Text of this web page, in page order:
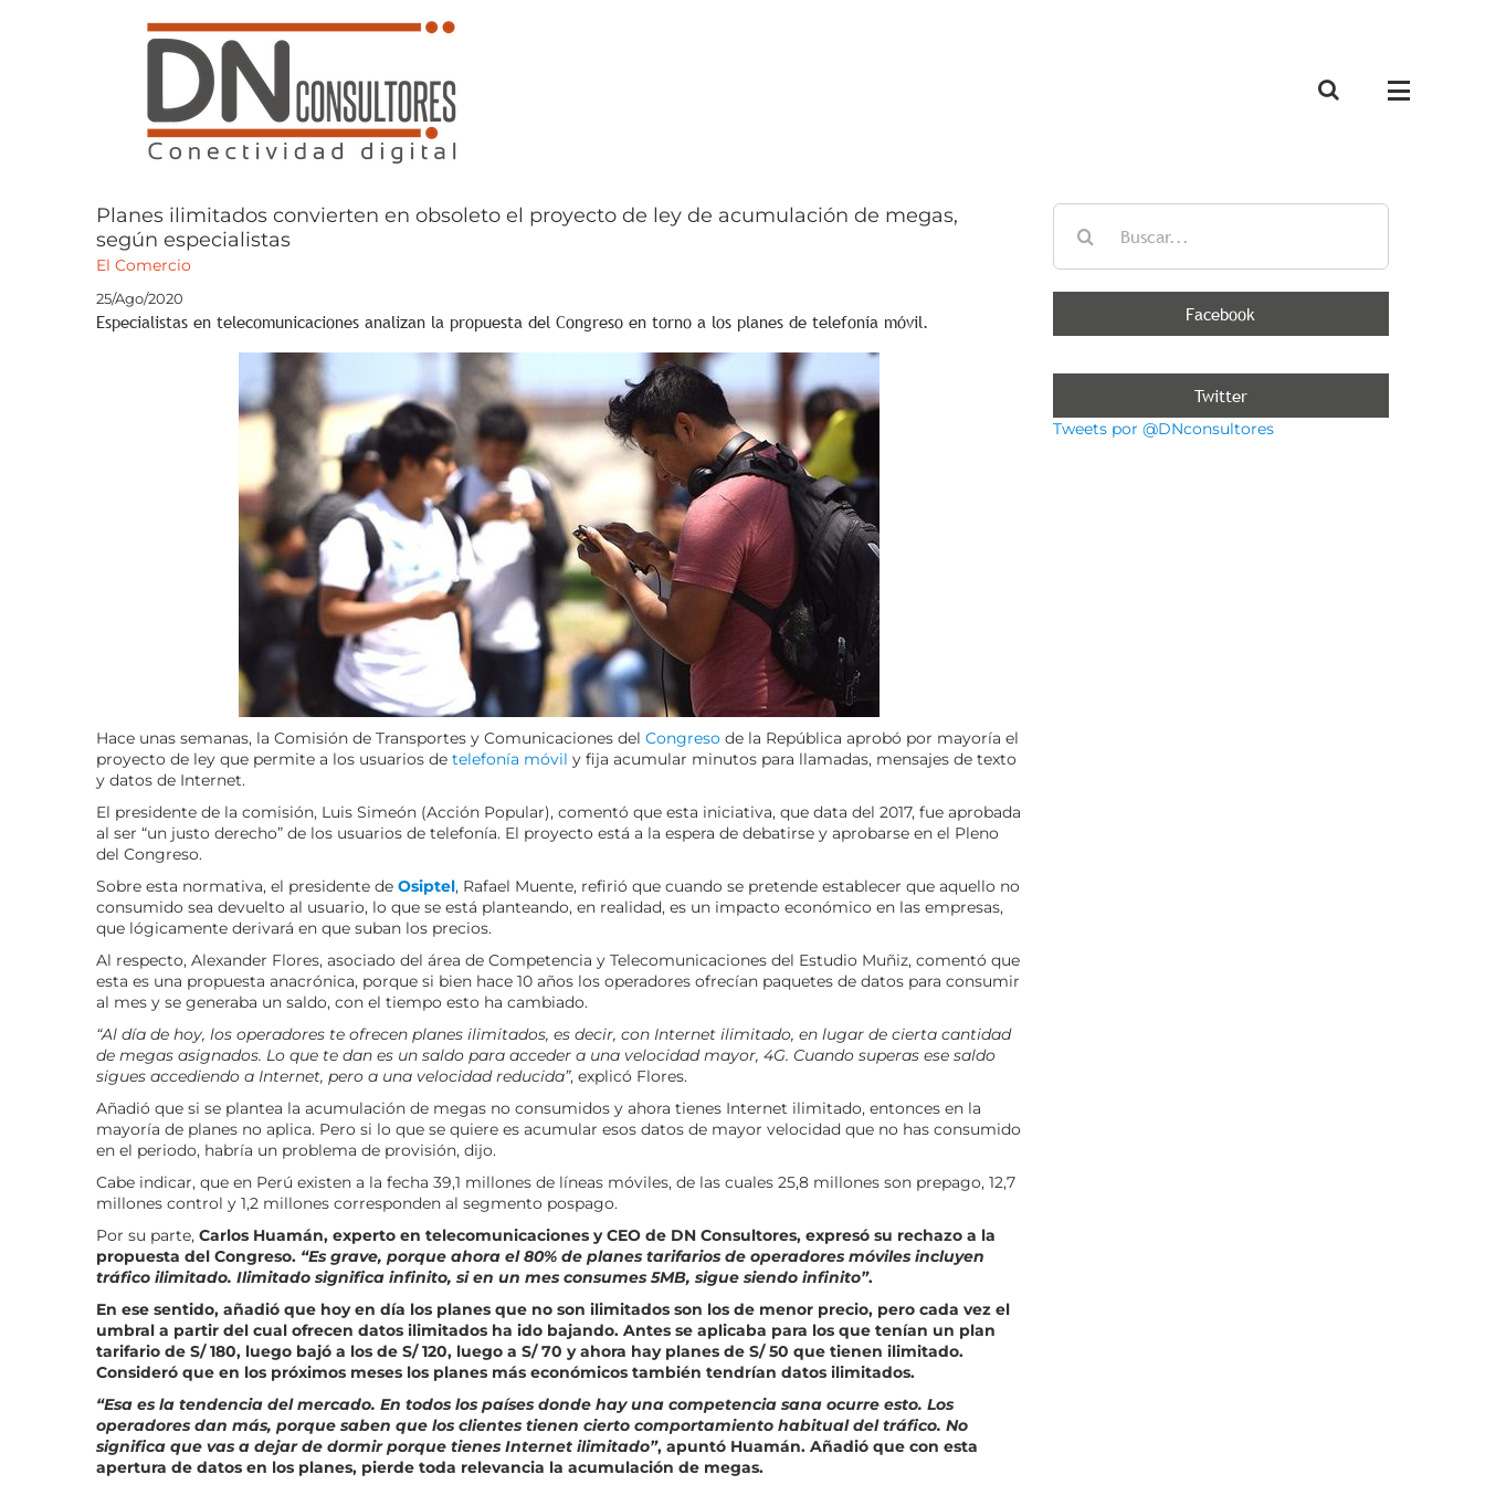
Planes ilimitados convierten en obsoleto el proyecto de ley de acumulación de megas,
según especialistas
El Comercio
25/Ago/2020
Especialistas en telecomunicaciones analizan la propuesta del Congreso en torno a los planes de telefonía móvil.
Hace unas semanas, la Comisión de Transportes y Comunicaciones del Congreso de la República aprobó por mayoría el
proyecto de ley que permite a los usuarios de telefonía móvil y fija acumular minutos para llamadas, mensajes de texto
y datos de Internet.
El presidente de la comisión, Luis Simeón (Acción Popular), comentó que esta iniciativa, que data del 2017, fue aprobada
al ser “un justo derecho” de los usuarios de telefonía. El proyecto está a la espera de debatirse y aprobarse en el Pleno
del Congreso.
Sobre esta normativa, el presidente de Osiptel, Rafael Muente, refirió que cuando se pretende establecer que aquello no
consumido sea devuelto al usuario, lo que se está planteando, en realidad, es un impacto económico en las empresas,
que lógicamente derivará en que suban los precios.
Al respecto, Alexander Flores, asociado del área de Competencia y Telecomunicaciones del Estudio Muñiz, comentó que
esta es una propuesta anacrónica, porque si bien hace 10 años los operadores ofrecían paquetes de datos para consumir
al mes y se generaba un saldo, con el tiempo esto ha cambiado.
“Al día de hoy, los operadores te ofrecen planes ilimitados, es decir, con Internet ilimitado, en lugar de cierta cantidad
de megas asignados. Lo que te dan es un saldo para acceder a una velocidad mayor, 4G. Cuando superas ese saldo
sigues accediendo a Internet, pero a una velocidad reducida”, explicó Flores.
Añadió que si se plantea la acumulación de megas no consumidos y ahora tienes Internet ilimitado, entonces en la
mayoría de planes no aplica. Pero si lo que se quiere es acumular esos datos de mayor velocidad que no has consumido
en el periodo, habría un problema de provisión, dijo.
Cabe indicar, que en Perú existen a la fecha 39,1 millones de líneas móviles, de las cuales 25,8 millones son prepago, 12,7
millones control y 1,2 millones corresponden al segmento pospago.
Por su parte, Carlos Huamán, experto en telecomunicaciones y CEO de DN Consultores, expresó su rechazo a la
propuesta del Congreso. “Es grave, porque ahora el 80% de planes tarifarios de operadores móviles incluyen
tráfico ilimitado. Ilimitado significa infinito, si en un mes consumes 5MB, sigue siendo infinito”.
En ese sentido, añadió que hoy en día los planes que no son ilimitados son los de menor precio, pero cada vez el
umbral a partir del cual ofrecen datos ilimitados ha ido bajando. Antes se aplicaba para los que tenían un plan
tarifario de S/ 180, luego bajó a los de S/ 120, luego a S/ 70 y ahora hay planes de S/ 50 que tienen ilimitado.
Consideró que en los próximos meses los planes más económicos también tendrían datos ilimitados.
“Esa es la tendencia del mercado. En todos los países donde hay una competencia sana ocurre esto. Los
operadores dan más, porque saben que los clientes tienen cierto comportamiento habitual del tráfico. No
significa que vas a dejar de dormir porque tienes Internet ilimitado”, apuntó Huamán. Añadió que con esta
apertura de datos en los planes, pierde toda relevancia la acumulación de megas.
Buscar:
Facebook
Twitter
Tweets por @DNconsultores